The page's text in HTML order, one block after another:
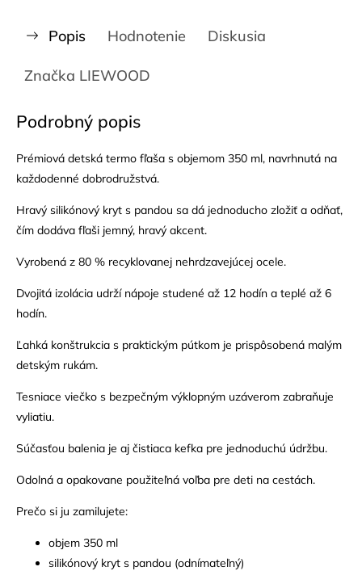
Popis Hodnotenie Diskusia
Značka LIEWOOD
Podrobný popis
Prémiová detská termo fľaša s objemom 350 ml, navrhnutá na
každodenné dobrodružstvá.
Hravý silikónový kryt s pandou sa dá jednoducho zložiť a odňať,
čím dodáva fľaši jemný, hravý akcent.
Vyrobená z 80 % recyklovanej nehrdzavejúcej ocele.
Dvojitá izolácia udrží nápoje studené až 12 hodín a teplé až 6
hodín.
Ľahká konštrukcia s praktickým pútkom je prispôsobená malým
detským rukám.
Tesniace viečko s bezpečným výklopným uzáverom zabraňuje
vyliatiu.
Súčasťou balenia je aj čistiaca kefka pre jednoduchú údržbu.
Odolná a opakovane použiteľná voľba pre deti na cestách.
Prečo si ju zamilujete:
objem 350 ml
silikónový kryt s pandou (odnímateľný)